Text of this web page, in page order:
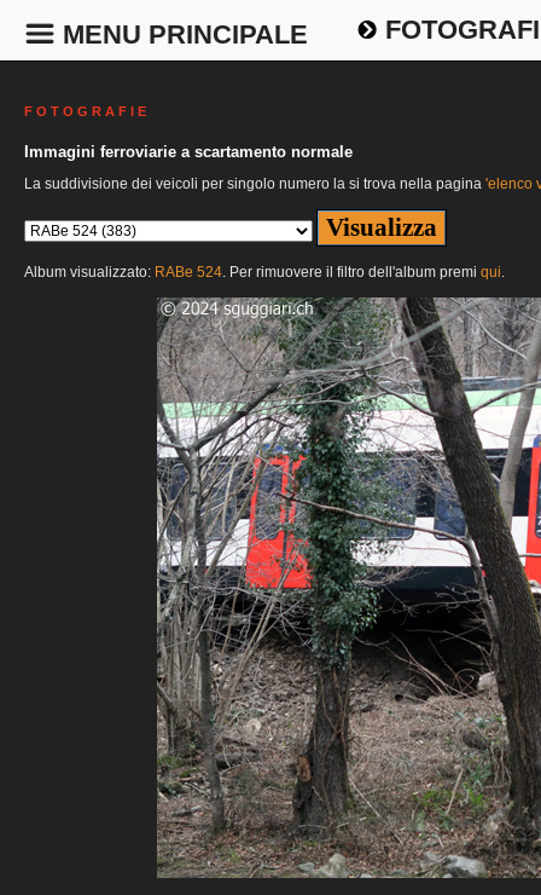
MENU PRINCIPALE
F O T O G R A F I E
Immagini ferroviarie a scartamento normale
La suddivisione dei veicoli per singolo numero la si trova nella pagina 'elenco
Album visualizzato: RABe 524. Per rimuovere il filtro dell'album premi qui.